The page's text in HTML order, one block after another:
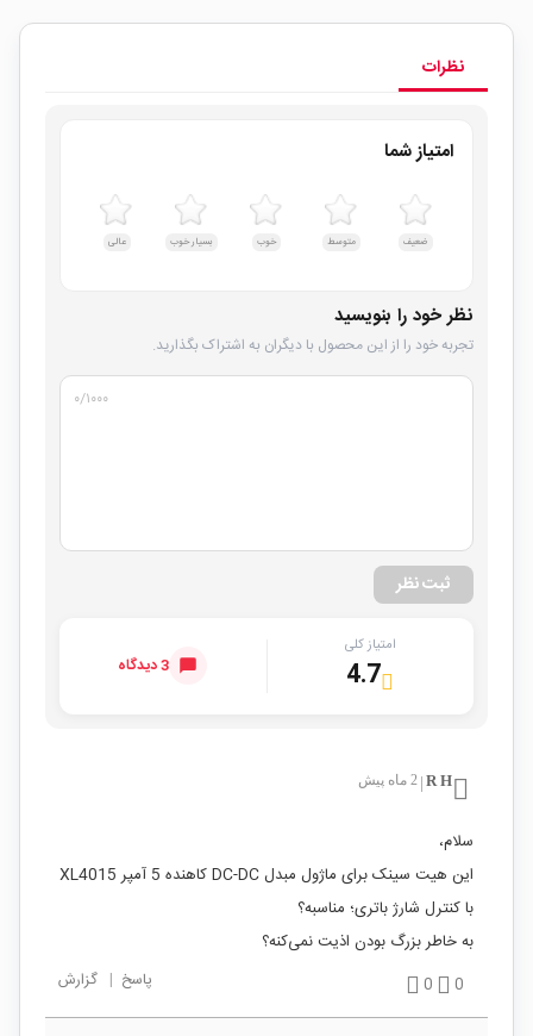
نظرات
امتیاز شما
ضعیف متوسط خوب بسیار خوب عالی
نظر خود را بنویسید
تجربه خود را از این محصول با دیگران به اشتراک بگذارید.
۰/۱۰۰۰
ثبت نظر
امتیاز کلی
4.7 3 دیدگاه
R H 2 ماه پیش
سلام،
این هیت سینک برای ماژول مبدل DC-DC کاهنده 5 آمپر XL4015
با کنترل شارژ باتری؛ مناسبه؟
به خاطر بزرگ بودن اذیت نمی‌کنه؟
0
0 پاسخ | گزارش